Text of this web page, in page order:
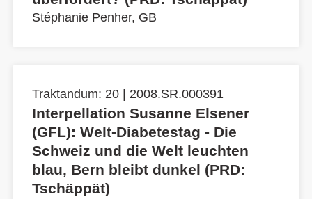
Stéphanie Penher, GB
Traktandum: 20 | 2008.SR.000391
Interpellation Susanne Elsener
(GFL): Welt-Diabetestag - Die
Schweiz und die Welt leuchten
blau, Bern bleibt dunkel (PRD:
Tschäppät)